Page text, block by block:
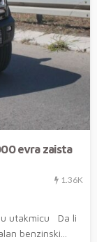
evra zaista
1.36K
utakmicu Da li
benzinski...